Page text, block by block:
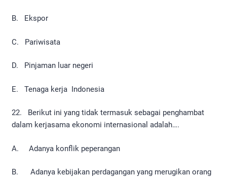
B. Ekspor
C. Pariwisata
D. Pinjaman luar negeri
E. Tenaga kerja Indonesia
22. Berikut ini yang tidak termasuk sebagai penghambat
dalam kerjasama ekonomi internasional adalah….
A. Adanya konflik peperangan
B. Adanya kebijakan perdagangan yang merugikan orang